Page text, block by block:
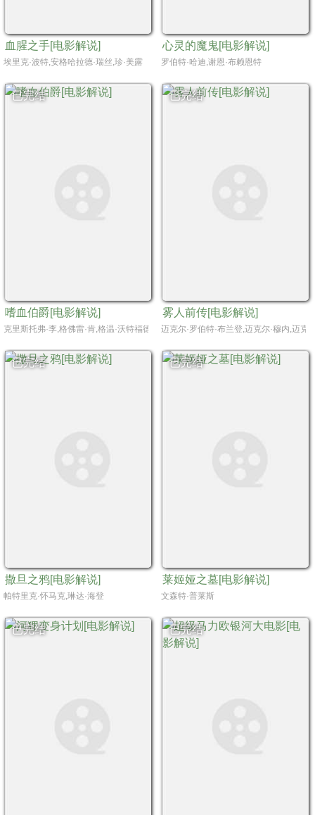
血腥之手[电影解说]
埃里克·波特,安格哈拉德·瑞丝,珍·美露
心灵的魔鬼[电影解说]
罗伯特·哈迪,谢恩·布赖恩特
已完结
嗜血伯爵[电影解说]
克里斯托弗·李,格佛雷·肯,格温·沃特福德,琳达·海登,彼得·萨利斯,安东尼·希金斯,伊斯
已完结
雾人前传[电影解说]
迈克尔·罗伯特·布兰登,迈克尔·穆内,迈克
已完结
撒旦之鸦[电影解说]
帕特里克·怀马克,琳达·海登
已完结
莱姬娅之墓[电影解说]
文森特·普莱斯
已完结 已完结